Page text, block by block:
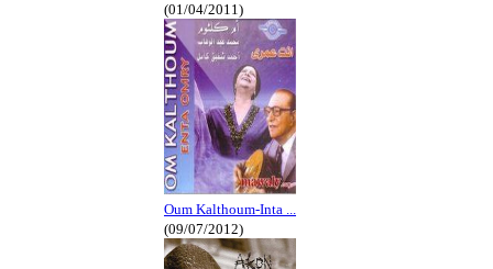
(01/04/2011)
Oum Kalthoum-Inta ...
(09/07/2012)